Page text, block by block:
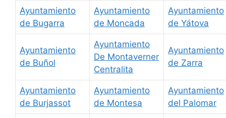
Ayuntamiento
de Bugarra
Ayuntamiento
de Moncada
Ayuntamiento
de Yátova
Ayuntamiento
de Buñol
Ayuntamiento
De Montaverner
Centralita
Ayuntamiento
de Zarra
Ayuntamiento
de Burjassot
Ayuntamiento
de Montesa
Ayuntamiento
del Palomar